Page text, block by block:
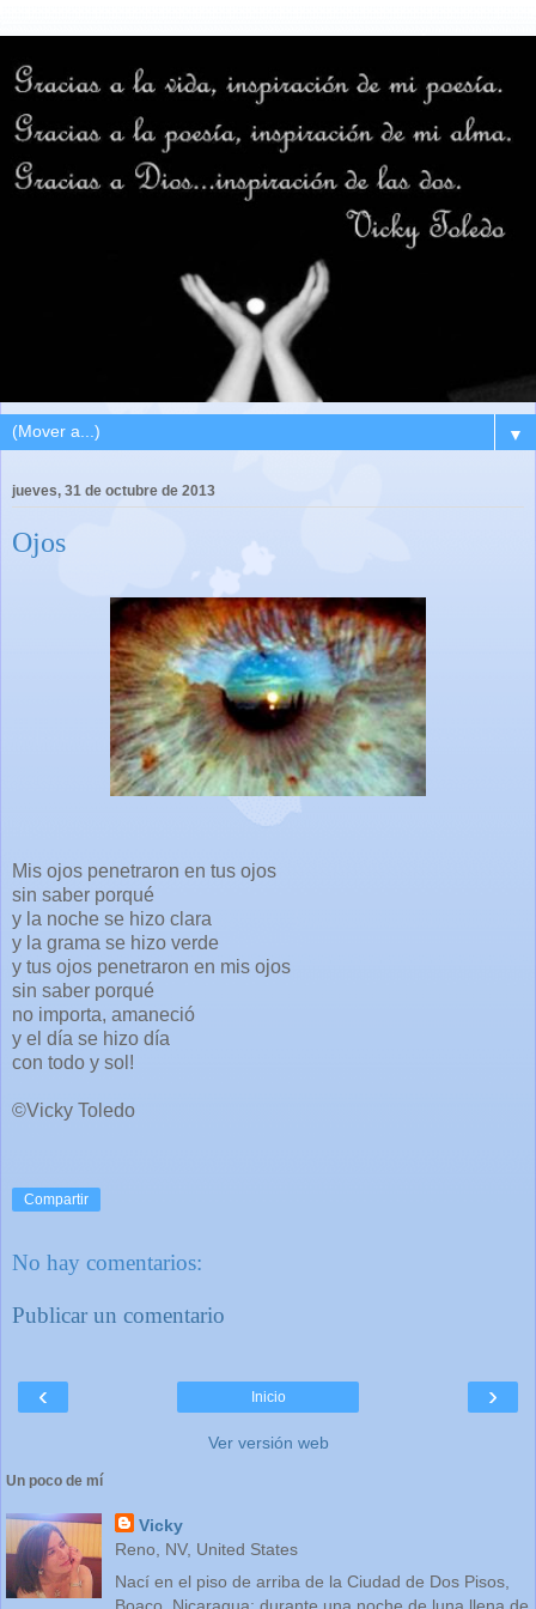
▼
jueves, 31 de octubre de 2013
Ojos
Mis ojos penetraron en tus ojos
sin saber porqué
y la noche se hizo clara
y la grama se hizo verde
y tus ojos penetraron en mis ojos
sin saber porqué
no importa, amaneció
y el día se hizo día
con todo y sol!
©Vicky Toledo
Compartir
No hay comentarios:
Publicar un comentario
‹ ›
Inicio
Ver versión web
Un poco de mí
Vicky
Reno, NV, United States
Nací en el piso de arriba de la Ciudad de Dos Pisos,